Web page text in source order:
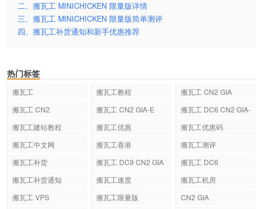
二、搬瓦工 MINICHICKEN 限量版详情
三、搬瓦工 MINICHICKEN 限量版简单测评
四、搬瓦工补货通知和新手优惠推荐
热门标签
搬瓦工 搬瓦工教程
搬瓦工 CN2 GIA
搬瓦工 CN2
搬瓦工 CN2 GIA-E
搬瓦工 DC6 CN2 GIA-
搬瓦工建站教程 搬瓦工优惠
搬瓦工优惠码
搬瓦工中文网
搬瓦工香港
搬瓦工测评
搬瓦工补货
搬瓦工 DC9 CN2 GIA
搬瓦工 DC6
搬瓦工补货通知
搬瓦工速度
搬瓦工机房
搬瓦工 VPS
搬瓦工限量版 CN2 GIA